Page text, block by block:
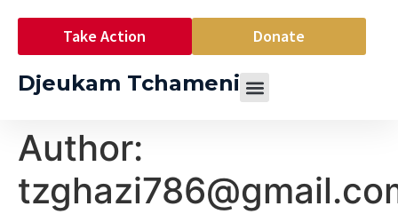
Djeukam Tchameni
Take Action Donate
Author: